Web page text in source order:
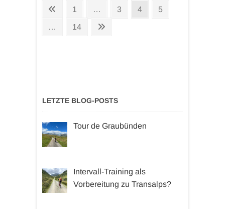
Seitennummerierung
Vorherige
Seite
1 … Seite
3 Seite
4 Seite
5
… Seite
14
LETZTE BLOG-POSTS
Tour de Graubünden
Intervall-Training als
Vorbereitung zu Transalps?